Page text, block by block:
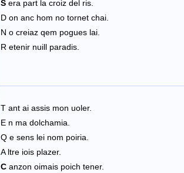
S era part la croiz del ris.
D on anc hom no tornet chai.
N o creiaz qem pogues lai.
R etenir nuill paradis.
T ant ai assis mon uoler.
E n ma dolchamia.
Q e sens lei nom poiria.
A ltre iois plazer.
C anzon oimais poich tener.